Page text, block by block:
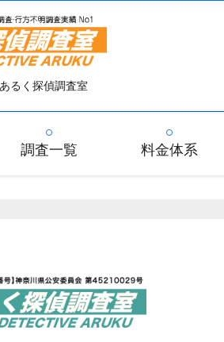
るく探偵調査室
調査一覧 料金体系